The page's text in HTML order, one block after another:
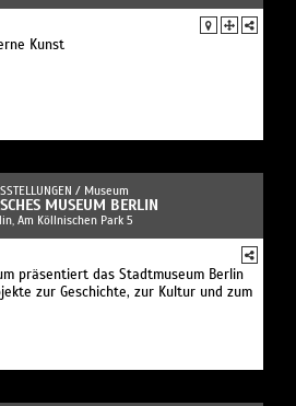
Kunst
/ Museum
MUSEUM BERLIN
Am Köllnischen Park 5
präsentiert das Stadtmuseum Berlin
zur Geschichte, zur Kultur und zum